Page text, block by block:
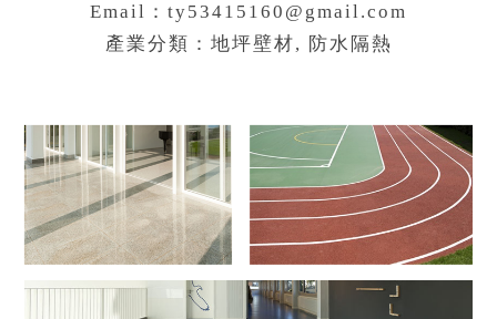
Email：ty53415160@gmail.com
產業分類：地坪壁材, 防水隔熱